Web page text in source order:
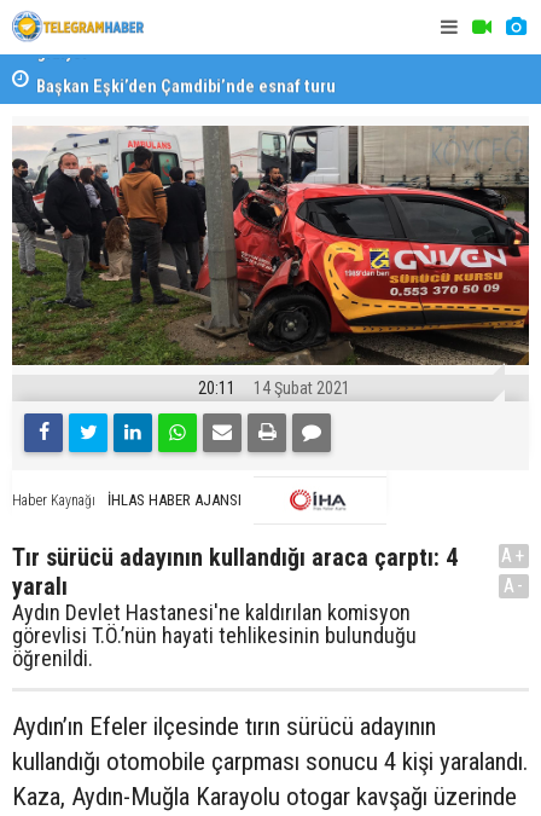
Başkan Eşki’den Çamdibi’nde esnaf turu
20:11 14 Şubat 2021
Haber Kaynağı İHLAS HABER AJANSI
Tır sürücü adayının kullandığı araca çarptı: 4
yaralı
Aydın Devlet Hastanesi'ne kaldırılan komisyon
görevlisi T.Ö.’nün hayati tehlikesinin bulunduğu
öğrenildi.
A+
A-
Aydın’ın Efeler ilçesinde tırın sürücü adayının
kullandığı otomobile çarpması sonucu 4 kişi yaralandı.
Kaza, Aydın-Muğla Karayolu otogar kavşağı üzerinde